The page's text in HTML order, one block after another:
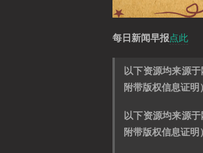
每日新闻早报点此
以下资源均来源
附带版权信息证明
以下资源均来源
附带版权信息证明